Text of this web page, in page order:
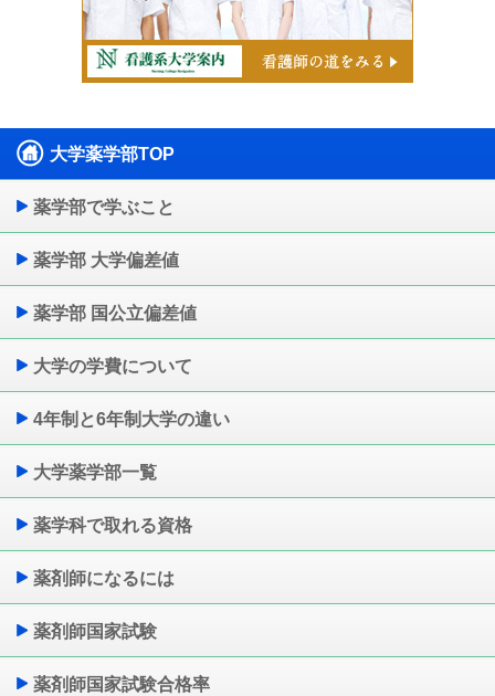
大学薬学部TOP
薬学部で学ぶこと
薬学部 大学偏差値
薬学部 国公立偏差値
大学の学費について
4年制と6年制大学の違い
大学薬学部一覧
薬学科で取れる資格
薬剤師になるには
薬剤師国家試験
薬剤師国家試験合格率